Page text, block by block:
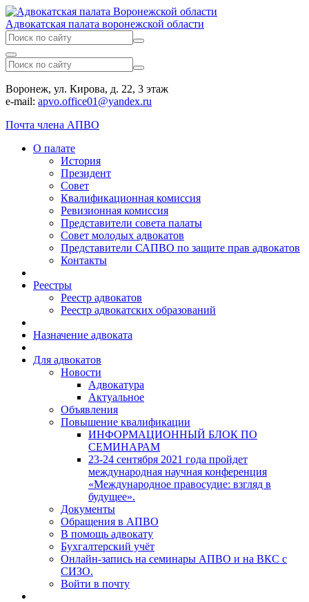
Адвокатская палата воронежской области
Воронеж, ул. Кирова, д. 22, 3 этаж
e-mail: apvo.office01@yandex.ru
Почта члена АПВО
О палате
История
Президент
Совет
Квалификационная комиссия
Ревизионная комиссия
Представители совета палаты
Совет молодых адвокатов
Представители САПВО по защите прав адвокатов
Контакты
Реестры
Реестр адвокатов
Реестр адвокатских образований
Назначение адвоката
Для адвокатов
Новости
Адвокатура
Актуальное
Объявления
Повышение квалификации
ИНФОРМАЦИОННЫЙ БЛОК ПО
СЕМИНАРАМ
23-24 сентября 2021 года пройдет
международная научная конференция
«Международное правосудие: взгляд в
будущее».
Документы
Обращения в АПВО
В помощь адвокату
Бухгалтерский учёт
Онлайн-запись на семинары АПВО и на ВКС с
СИЗО.
Войти в почту